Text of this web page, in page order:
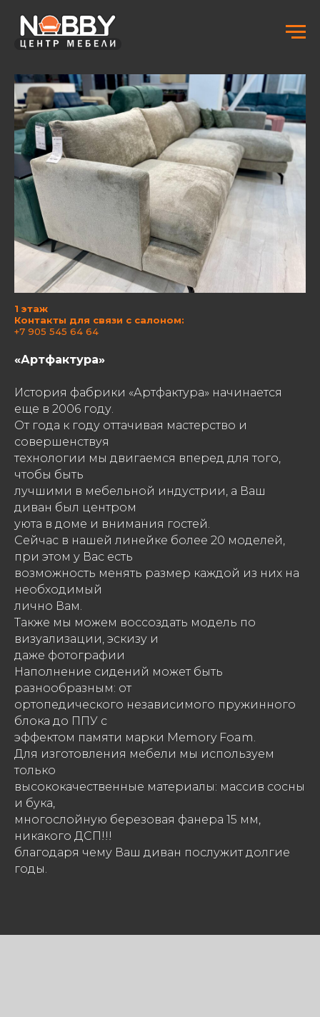
1 этаж
Контакты для связи с салоном:
+7 905 545 64 64
«Артфактура»
История фабрики «Артфактура» начинается
еще в 2006 году.
От года к году оттачивая мастерство и
совершенствуя
технологии мы двигаемся вперед для того,
чтобы быть
лучшими в мебельной индустрии, а Ваш
диван был центром
уюта в доме и внимания гостей.
Сейчас в нашей линейке более 20 моделей,
при этом у Вас есть
возможность менять размер каждой из них на
необходимый
лично Вам.
Также мы можем воссоздать модель по
визуализации, эскизу и
даже фотографии
Наполнение сидений может быть
разнообразным: от
ортопедического независимого пружинного
блока до ППУ с
эффектом памяти марки Memory Foam.
Для изготовления мебели мы используем
только
высококачественные материалы: массив сосны
и бука,
многослойную березовая фанера 15 мм,
никакого ДСП!!!
благодаря чему Ваш диван послужит долгие
годы.